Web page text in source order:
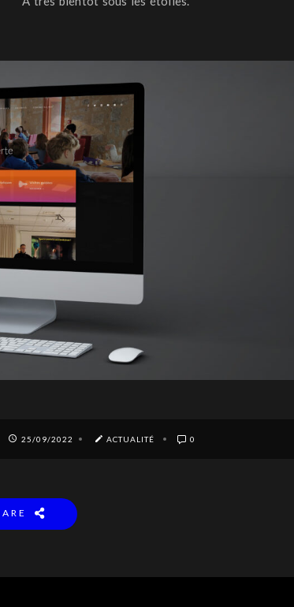
25/09/2022 ACTUALITÉ 0